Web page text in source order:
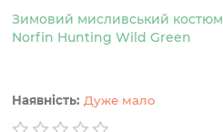
Зимовий мисливський костюм
Norfin Hunting Wild Green
Дуже мало